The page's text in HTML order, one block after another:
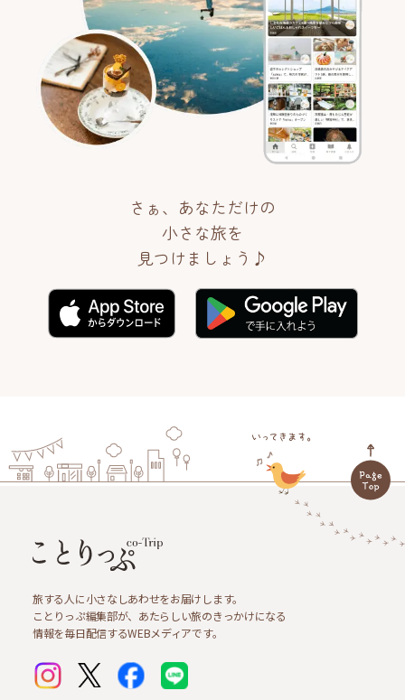
さぁ、あなただけの
小さな旅を
見つけましょう♪
旅する人に小さなしあわせをお届けします。
ことりっぷ編集部が、あたらしい旅のきっかけになる
情報を毎日配信するWEBメディアです。